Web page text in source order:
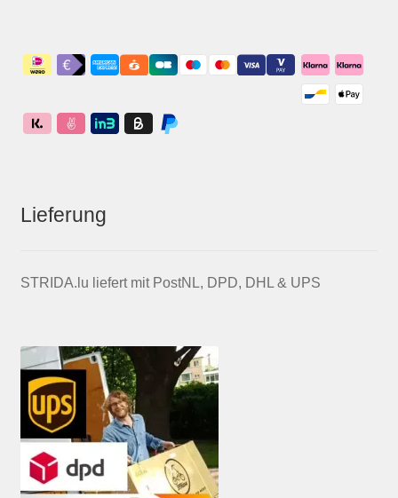
Lieferung
STRIDA.lu liefert mit PostNL, DPD, DHL & UPS